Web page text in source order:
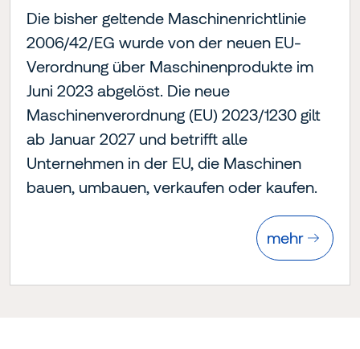
Die bisher geltende Maschinenrichtlinie
2006/42/EG wurde von der neuen EU-
Verordnung über Maschinenprodukte im
Juni 2023 abgelöst. Die neue
Maschinenverordnung (EU) 2023/1230 gilt
ab Januar 2027 und betrifft alle
Unternehmen in der EU, die Maschinen
bauen, umbauen, verkaufen oder kaufen.
mehr